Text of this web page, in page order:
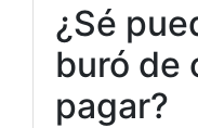
¿Sé
buró de
pagar?